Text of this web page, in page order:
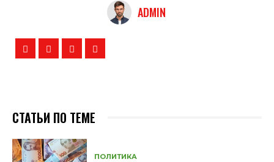
ADMIN
СТАТЬИ ПО ТЕМЕ
ПОЛИТИКА